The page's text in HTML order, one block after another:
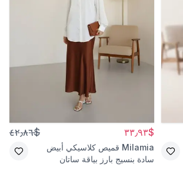
$٣٣٫٩٣ $٤٢٫٨٦
Milamia قميص كلاسيكي أبيض
سادة بنسيج بارز بياقة ساتان